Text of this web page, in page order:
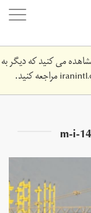
می کنید که دیگر به
مراجعه کنید.
m-i-